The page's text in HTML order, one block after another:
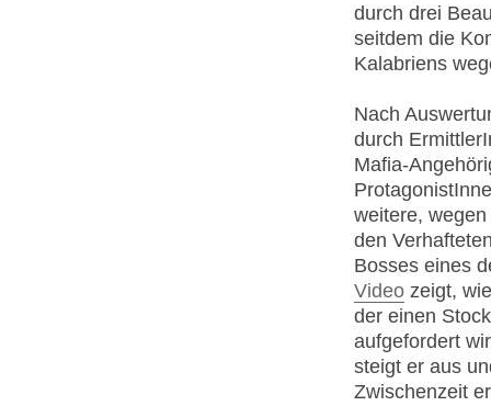
durch drei
seitdem die
Kalabriens
Nach
durch
Mafia-
weitere,
den
Bosses eines
Video zeigt,
der einen
aufgefordert
steigt er aus
Zwischenzeit